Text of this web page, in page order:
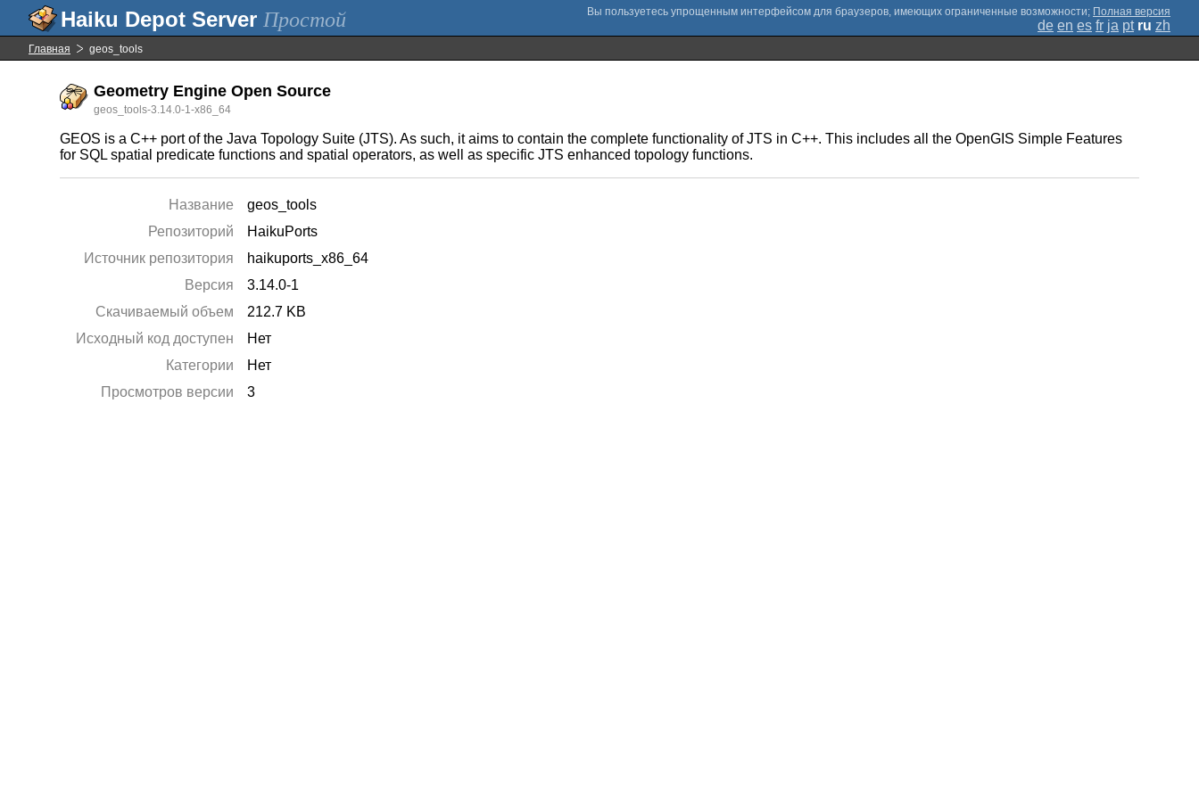
Простой ; Полная версия
de en es fr ja pt ru zh
Главная geos_tools
Geometry Engine Open Source
geos_tools-3.14.0-1-x86_64
GEOS is a C++ port of the Java Topology Suite (JTS). As such, it aims to contain the complete functionality of JTS in C++. This includes all the OpenGIS Simple Features
for SQL spatial predicate functions and spatial operators, as well as specific JTS enhanced topology functions.
Название
geos_tools
Репозиторий
HaikuPorts
Источник репозитория
haikuports_x86_64
Версия
3.14.0-1
Скачиваемый объем
212.7 KB
Исходный код доступен
Нет
Категории
Нет
Просмотров версии
3